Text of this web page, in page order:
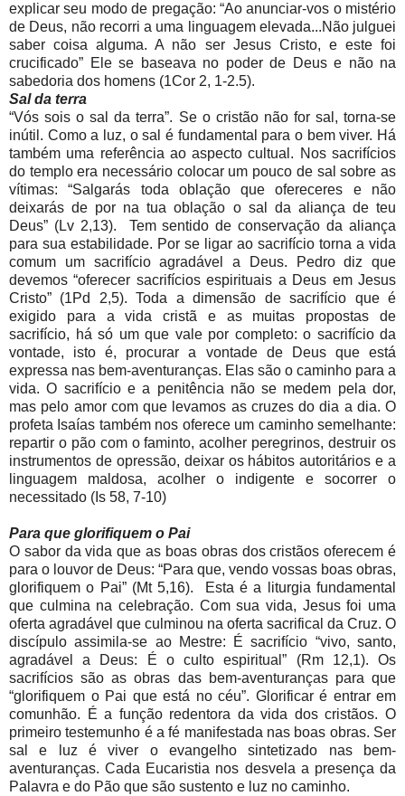
explicar seu modo de pregação: “Ao anunciar-vos o mistério
de Deus, não recorri a uma linguagem elevada...Não julguei
saber coisa alguma. A não ser Jesus Cristo, e este foi
crucificado” Ele se baseava no poder de Deus e não na
sabedoria dos homens (1Cor 2, 1-2.5).
Sal da terra
“Vós sois o sal da terra”. Se o cristão não for sal, torna-se
inútil. Como a luz, o sal é fundamental para o bem viver. Há
também uma referência ao aspecto cultual. Nos sacrifícios
do templo era necessário colocar um pouco de sal sobre as
vítimas: “Salgarás toda oblação que ofereceres e não
deixarás de por na tua oblação o sal da aliança de teu
Deus” (Lv 2,13). Tem sentido de conservação da aliança
para sua estabilidade. Por se ligar ao sacrifício torna a vida
comum um sacrifício agradável a Deus. Pedro diz que
devemos “oferecer sacrifícios espirituais a Deus em Jesus
Cristo” (1Pd 2,5). Toda a dimensão de sacrifício que é
exigido para a vida cristã e as muitas propostas de
sacrifício, há só um que vale por completo: o sacrifício da
vontade, isto é, procurar a vontade de Deus que está
expressa nas bem-aventuranças. Elas são o caminho para a
vida. O sacrifício e a penitência não se medem pela dor,
mas pelo amor com que levamos as cruzes do dia a dia. O
profeta Isaías também nos oferece um caminho semelhante:
repartir o pão com o faminto, acolher peregrinos, destruir os
instrumentos de opressão, deixar os hábitos autoritários e a
linguagem maldosa, acolher o indigente e socorrer o
necessitado (Is 58, 7-10)
Para que glorifiquem o Pai
O sabor da vida que as boas obras dos cristãos oferecem é
para o louvor de Deus: “Para que, vendo vossas boas obras,
glorifiquem o Pai” (Mt 5,16). Esta é a liturgia fundamental
que culmina na celebração. Com sua vida, Jesus foi uma
oferta agradável que culminou na oferta sacrifical da Cruz. O
discípulo assimila-se ao Mestre: É sacrifício “vivo, santo,
agradável a Deus: É o culto espiritual” (Rm 12,1). Os
sacrifícios são as obras das bem-aventuranças para que
“glorifiquem o Pai que está no céu”. Glorificar é entrar em
comunhão. É a função redentora da vida dos cristãos. O
primeiro testemunho é a fé manifestada nas boas obras. Ser
sal e luz é viver o evangelho sintetizado nas bem-
aventuranças. Cada Eucaristia nos desvela a presença da
Palavra e do Pão que são sustento e luz no caminho.